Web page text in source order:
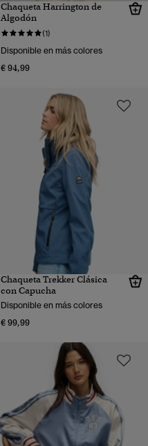
Chaqueta Harrington de
Algodón
(1)
Disponible en más colores
€ 94,99
Chaqueta Trekker Clásica
con Capucha
Disponible en más colores
€ 99,99